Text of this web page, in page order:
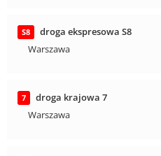
S8
droga ekspresowa S8
Warszawa
7
droga krajowa 7
Warszawa